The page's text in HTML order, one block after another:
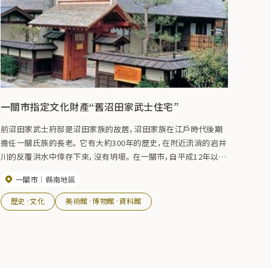
一關市指定文化財產“舊沼田家武士住宅”
前沼田家武士府邸是沼田家族的故居，沼田家族在江戶時代後期
擔任一關氏族的長老。 它有大約300年的歷史，在附近流淌的岩井
川的反覆洪水中倖存下來，沒有坍塌。 在一關市，自平成12年以
縣內最好的房屋之一，自4月15日起向公眾開放。
一關市 縣南地區
歷史·文化 美術館·博物館·資料館